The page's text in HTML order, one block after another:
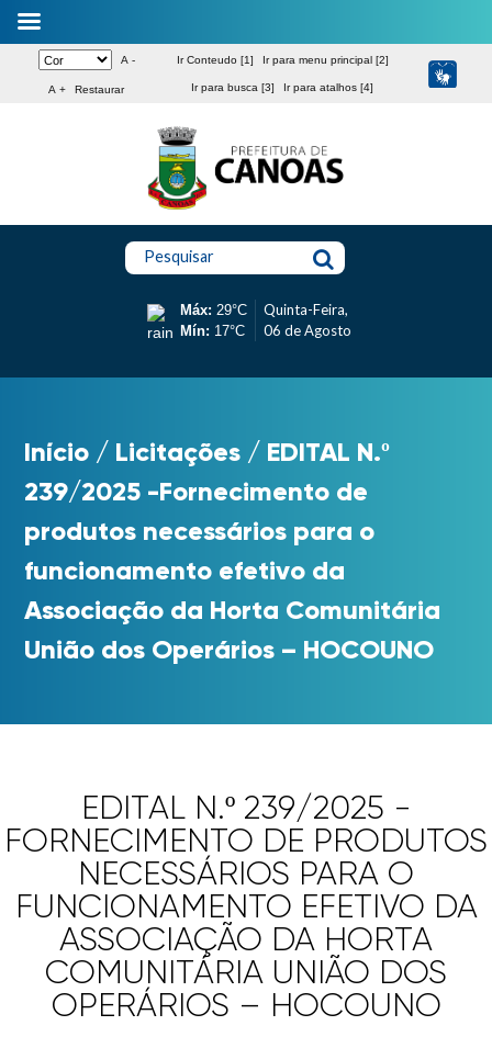
A -
A + Restaurar
Ir Conteudo [1] Ir para menu principal [2]
Ir para busca [3] Ir para atalhos [4]
Pesquisar
Máx: 29°C
Mín: 17°C
Quinta-Feira,
06 de Agosto
Início / Licitações / EDITAL N.º
239/2025 -Fornecimento de
produtos necessários para o
funcionamento efetivo da
Associação da Horta Comunitária
União dos Operários – HOCOUNO
EDITAL N.º 239/2025 -
FORNECIMENTO DE PRODUTOS
NECESSÁRIOS PARA O
FUNCIONAMENTO EFETIVO DA
ASSOCIAÇÃO DA HORTA
COMUNITÁRIA UNIÃO DOS
OPERÁRIOS – HOCOUNO